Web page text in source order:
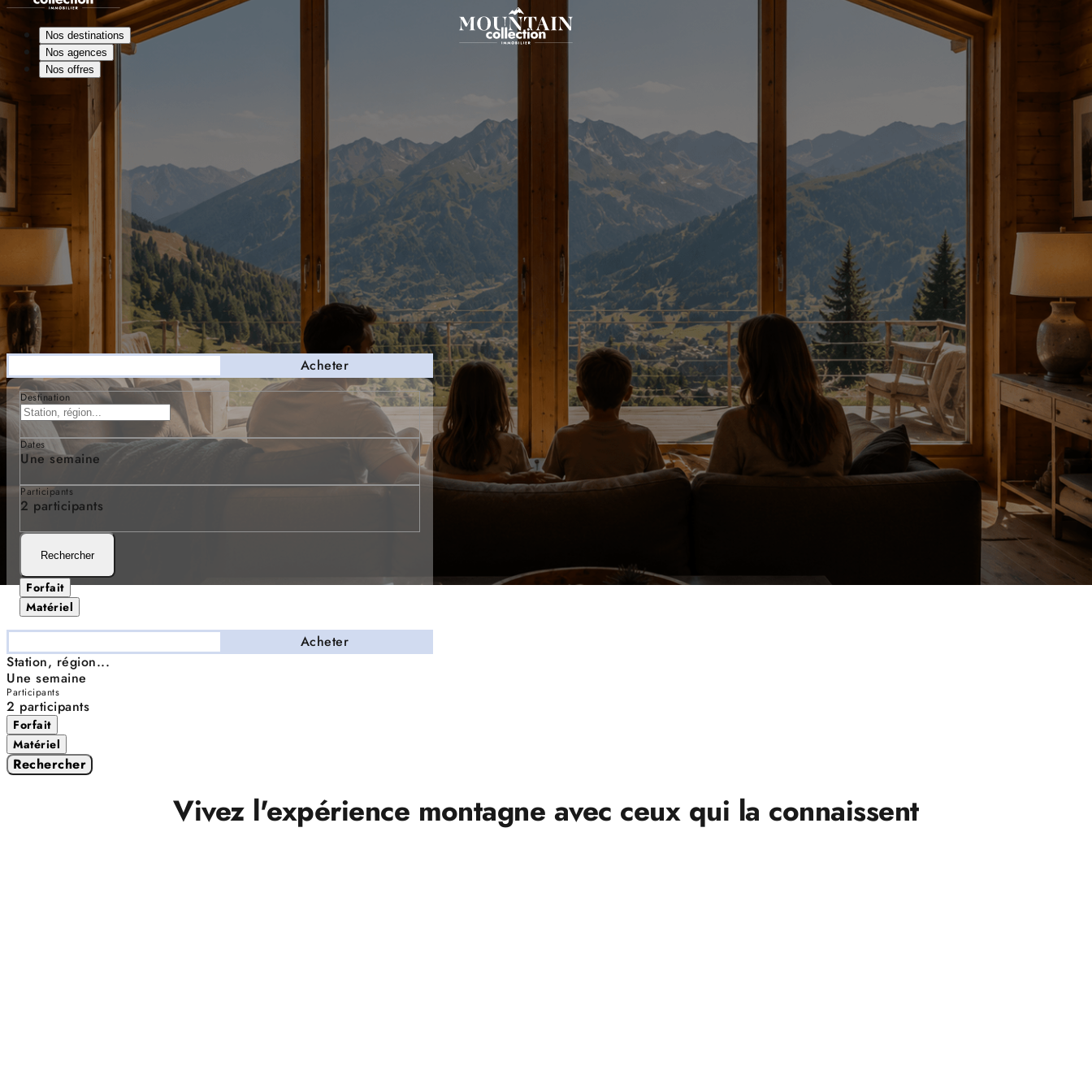
Acheter
Destination
Dates
Une semaine
Participants
2 participants
Rechercher
Forfait
Matériel
Acheter
Station, région...
Une semaine
Participants
2 participants
Forfait
Matériel
Rechercher
Nos destinations
Nos agences
Nos offres
Vivez l'expérience montagne avec ceux qui la connaissent